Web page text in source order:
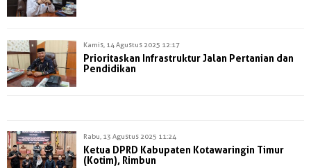
Kamis, 14 Agustus 2025 12:17
Prioritaskan Infrastruktur Jalan Pertanian dan
Pendidikan
Rabu, 13 Agustus 2025 11:24
Ketua DPRD Kabupaten Kotawaringin Timur
(Kotim), Rimbun